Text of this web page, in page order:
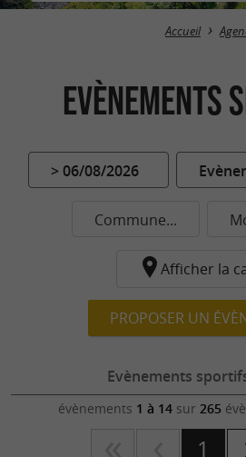
Accueil
> 06/08/2026
Commune...
Afficher la
PROPOSER UN
Evènements
évènements 1 à 14sur 265
1